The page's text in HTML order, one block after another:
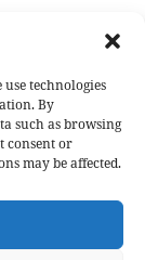
technologies
By
such as browsing
consent or
may be affected.